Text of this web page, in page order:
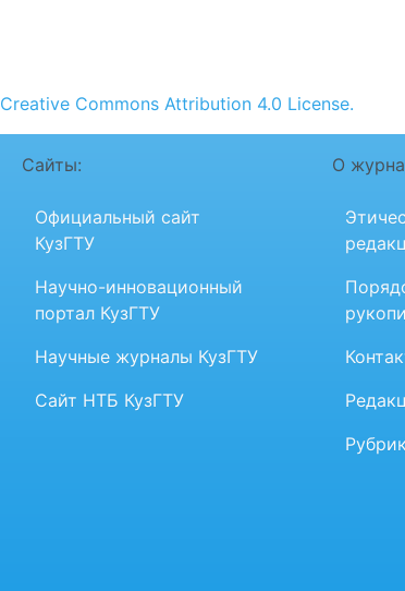
Creative Commons Attribution 4.0 License.
Сайты:
Официальный сайт
КузГТУ
Научно-инновационный
портал КузГТУ
Научные журналы КузГТУ
Сайт НТБ КузГТУ
О